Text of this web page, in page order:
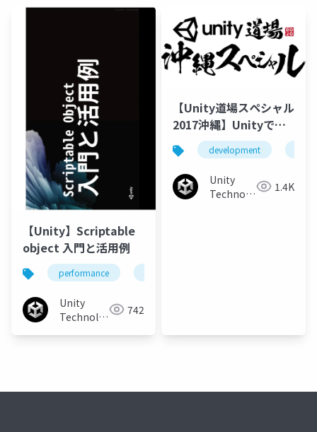
【Unity】Scriptable
object 入門と活用例
performance
Unity
Technologies 742
【Unity道場スペシャル
2017沖縄】Unityで開
発する上で 知っとくと
便利な面白機能のアレ
コレ
development
Unity
Technologies 1.4K